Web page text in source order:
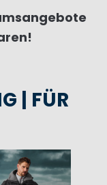
| FÜR